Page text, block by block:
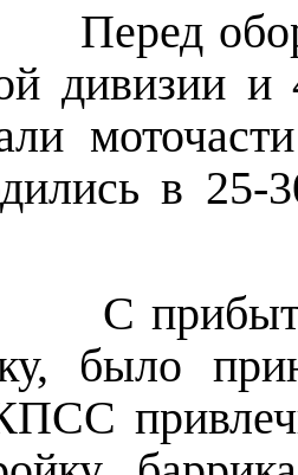
дивизии и
в 25-
было